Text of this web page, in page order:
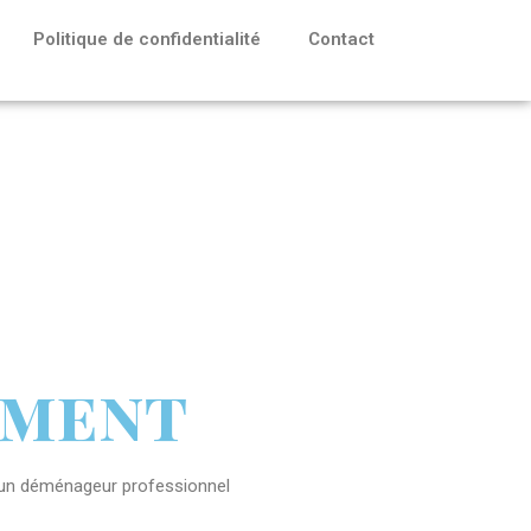
Politique de confidentialité Contact
déménageur professionnel